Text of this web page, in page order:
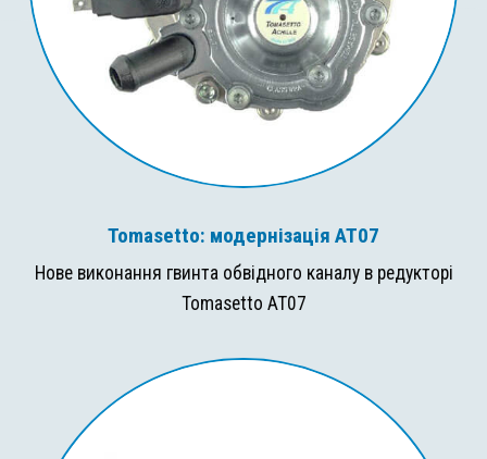
Tomasetto: модернізація AT07
Нове виконання гвинта обвідного каналу в редукторі
Tomasetto AT07